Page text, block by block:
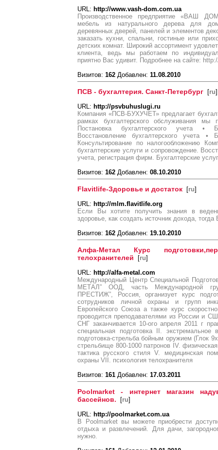
URL: http://www.vash-dom.com.ua
Производственное предприятие «ВАШ
мебель из натурального дерева для
деревянных дверей, панелей и элементов
заказать кухни, спальни, гостиные или
детских комнат. Широкий ассортимент
клиента, ведь мы работаем по
приятно Вас удивит. Подробнее на сайте:
Визитов: 162 Добавлен: 11.08.2010
ПСВ - бухгалтерия. Санкт-Петербург [ru]
URL: http://psvbuhuslugi.ru
Компания «ПСВ-БУХУЧЕТ» предлагает
рамках бухгалтерского обслуживания
Постановка бухгалтерского учета •
Восстановление бухгалтерского учета •
Консультирование по налогообложению
бухгалтерские услуги и сопровождение.
учета, регистрация фирм. Бухгалтерские
Визитов: 162 Добавлен: 08.10.2010
Flavitlife-Здоровье и достаток [ru]
URL: http://mlm.flavitlife.org
Если Вы хотите получить знания в
здоровье, как создать источник дохода,
Визитов: 162 Добавлен: 19.10.2010
Алфа-Метал Курс
телохранителей [ru]
URL: http://alfa-metal.com
Международный Центр Специальной
МЕТАЛ” ООД, часть Международной
ПРЕСТИЖ”, Россия, организует курс
сотрудников личной охраны и групп
Европейского Союза а также курс
проводится преподавателями из России и
СНГ заканчивается 10-ого апреля 2011 г
специальная подготовка II.
подготовка-стрельба бойным оружием (Глок
стрельбище 800-1000 патронов IV.
тактика русского стиля V. медицинская
охраны VII. психология телохранителя
Визитов: 161 Добавлен: 17.03.2011
Poolmarket - интернет магазин
бассейнов. [ru]
URL: http://poolmarket.com.ua
В Poolmarket вы можете приобрести
отдыха и развлечений. Для дачи,
нужно.